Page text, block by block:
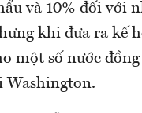
và 10% đối với
khi đưa ra kế
một số nước
Washington.